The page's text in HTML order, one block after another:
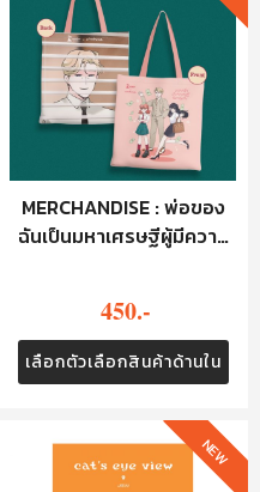
MERCHANDISE : พ่อของ
ฉันเป็นมหาเศรษฐีผู้มีความ
450.-
เลือกตัวเลือกสินค้าด้านใน
NEW